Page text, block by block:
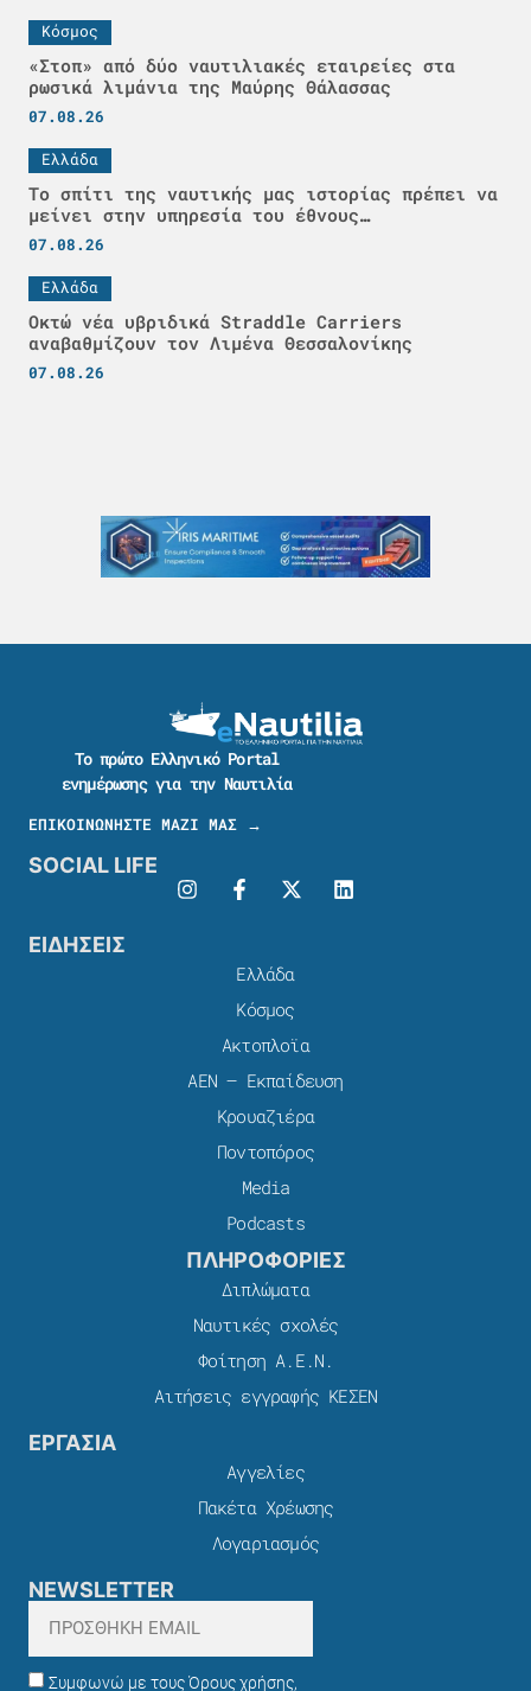
Κόσμος
«Στοπ» από δύο ναυτιλιακές εταιρείες στα
ρωσικά λιμάνια της Μαύρης Θάλασσας
07.08.26
Ελλάδα
Το σπίτι της ναυτικής μας ιστορίας πρέπει να
μείνει στην υπηρεσία του έθνους…
07.08.26
Ελλάδα
Οκτώ νέα υβριδικά Straddle Carriers
αναβαθμίζουν τον Λιμένα Θεσσαλονίκης
07.08.26
Το πρώτο Ελληνικό Portal
ενημέρωσης για την Ναυτιλία
ΕΠΙΚΟΙΝΩΝΗΣΤΕ ΜΑΖΙ ΜΑΣ →
SOCIAL LIFE
ΕΙΔΗΣΕΙΣ
Ελλάδα
Κόσμος
Ακτοπλοϊα
ΑΕΝ – Εκπαίδευση
Κρουαζιέρα
Ποντοπόρος
Media
Podcasts
ΠΛΗΡΟΦΟΡΙΕΣ
Διπλώματα
Ναυτικές σχολές
Φοίτηση Α.Ε.Ν.
Αιτήσεις εγγραφής ΚΕΣΕΝ
ΕΡΓΑΣΙΑ
Αγγελίες
Πακέτα Χρέωσης​
Λογαριασμός
NEWSLETTER
Συμφωνώ με τους Όρους χρήσης,